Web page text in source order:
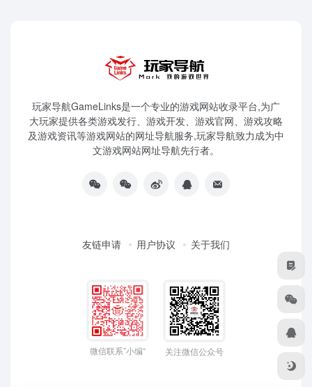
玩家导航GameLinks是一个专业的游戏网站收录平台,为广
大玩家提供各类游戏发行、游戏开发、游戏官网、游戏攻略
及游戏资讯等游戏网站的网址导航服务,玩家导航致力成为中
文游戏网站网址导航先行者。
友链申请 用户协议 关于我们
微信联系”小编“ 关注微信公众号